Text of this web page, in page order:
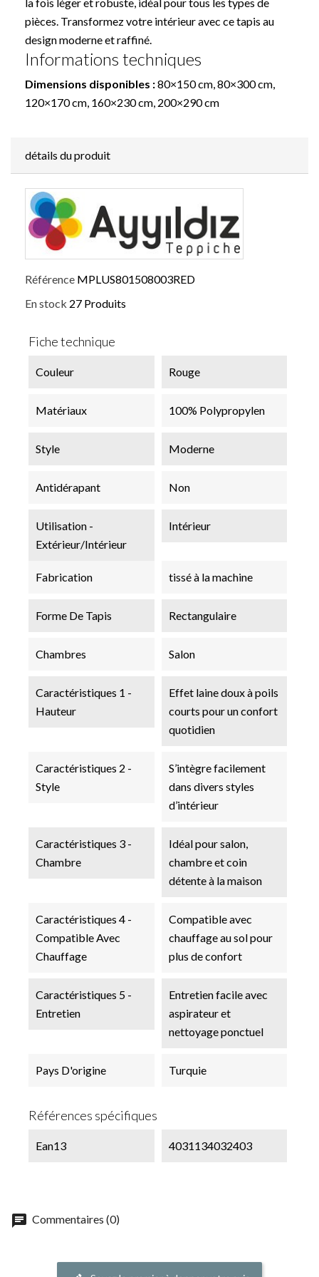
pièces. Transformez votre intérieur avec ce tapis au
design moderne et raffiné.
Informations techniques
Dimensions disponibles :80×150 cm, 80×300 cm,
120×170 cm, 160×230 cm, 200×290 cm
détails du produit
Référence MPLUS801508003RED
En stock 27 Produits
Fiche technique
Couleur Rouge
Matériaux 100% Polypropylen
Style Moderne
Antidérapant Non
Utilisation -
Extérieur/Intérieur
Intérieur
Fabrication tissé à la machine
Forme De Tapis Rectangulaire
Chambres Salon
Caractéristiques 1 -
Hauteur
Effet laine doux à poils
courts pour un confort
quotidien
Caractéristiques 2 -
Style
S’intègre facilement
dans divers styles
d’intérieur
Caractéristiques 3 -
Chambre
Idéal pour salon,
chambre et coin
détente à la maison
Caractéristiques 4 -
Compatible Avec
Chauffage
Compatible avec
chauffage au sol pour
plus de confort
Caractéristiques 5 -
Entretien
Entretien facile avec
aspirateur et
nettoyage ponctuel
Pays D'origine Turquie
Références spécifiques
Ean13 4031134032403
chat Commentaires (0)